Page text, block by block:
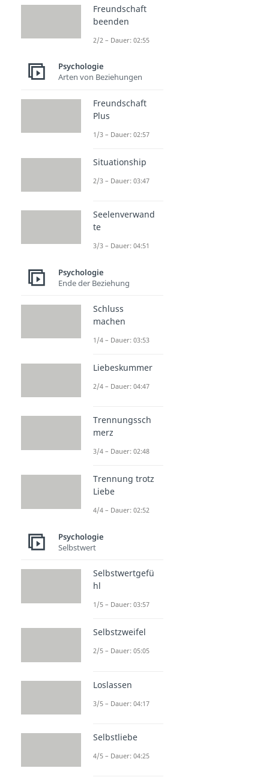
Freundschaft
beenden
2/2 – Dauer: 02:55
Psychologie
Arten von Beziehungen
Freundschaft
Plus
1/3 – Dauer: 02:57
Situationship
2/3 – Dauer: 03:47
Seelenverwand
te
3/3 – Dauer: 04:51
Psychologie
Ende der Beziehung
Schluss
machen
1/4 – Dauer: 03:53
Liebeskummer
2/4 – Dauer: 04:47
Trennungssch
merz
3/4 – Dauer: 02:48
Trennung trotz
Liebe
4/4 – Dauer: 02:52
Psychologie
Selbstwert
Selbstwertgefü
hl
1/5 – Dauer: 03:57
Selbstzweifel
2/5 – Dauer: 05:05
Loslassen
3/5 – Dauer: 04:17
Selbstliebe
4/5 – Dauer: 04:25